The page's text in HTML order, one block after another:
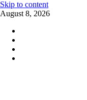
Skip to content
August 8, 2026